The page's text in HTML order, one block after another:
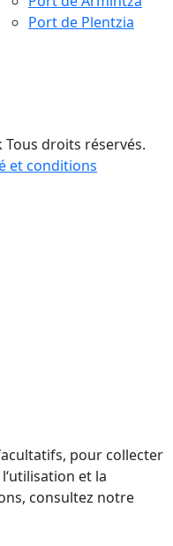
Port de Plentzia
droits réservés.
et conditions
pour collecter
et la
consultez notre